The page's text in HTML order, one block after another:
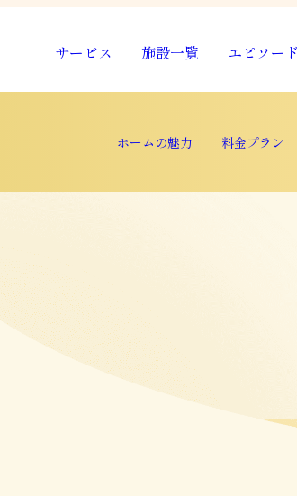
サービス 施設一覧 エピソー
ホームの魅力
料金プラン